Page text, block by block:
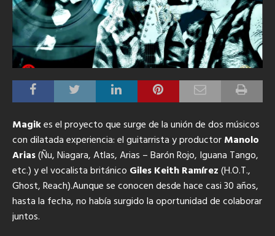
Magikes el proyecto que surge de la unión de dos músicos
con dilatada experiencia: el guitarrista y productorManolo
Arias(Ñu, Niagara, Atlas, Arias – Barón Rojo, Iguana Tango,
etc.) y el vocalista británico Giles Keith Ramírez(H.O.T.,
Ghost, Reach).Aunque se conocen desde hace casi 30 años,
hasta la fecha, no había surgido la oportunidad de colaborar
juntos.